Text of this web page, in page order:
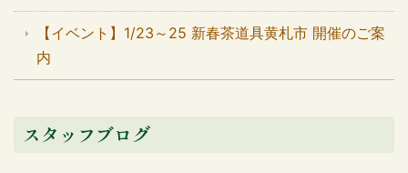
【イベント】1/23～25 新春茶道具黄札市 開催のご案
内
スタッフブログ